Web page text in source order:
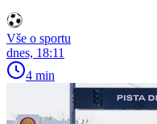
Vše o sportu
dnes, 18:11
4 min